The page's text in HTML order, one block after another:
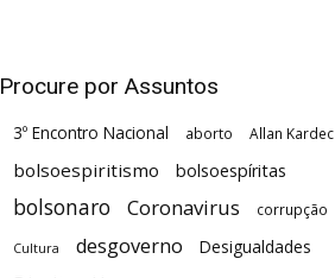
Procure por Assuntos
3º Encontro Nacional aborto Allan Kardec
bolsoespiritismo bolsoespíritas
bolsonaro Coronavirus corrupção
Cultura desgoverno Desigualdades